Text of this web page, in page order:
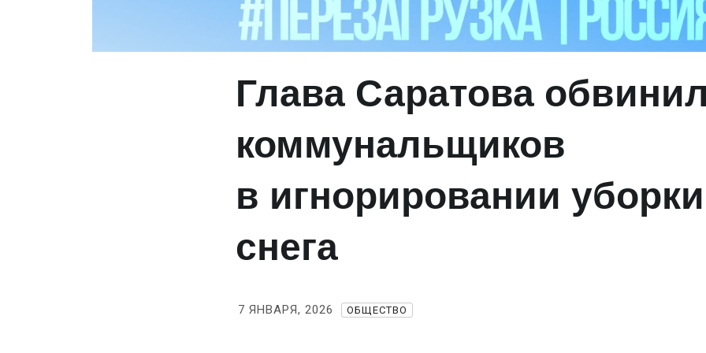
Глава Саратова
коммунальщиков
в игнорировании уборки
снега
7 ЯНВАРЯ, 2026 ОБЩЕСТВО